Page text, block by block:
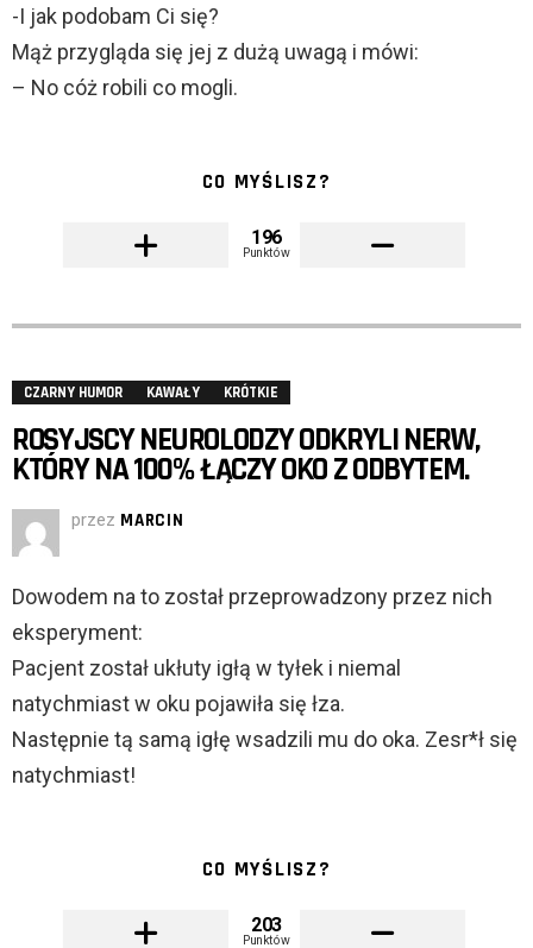
-I jak podobam Ci się?
Mąż przygląda się jej z dużą uwagą i mówi:
– No cóż robili co mogli.
CO MYŚLISZ?
196
Punktów
CZARNY HUMOR KAWAŁY KRÓTKIE
ROSYJSCY NEUROLODZY ODKRYLI NERW,
KTÓRY NA 100% ŁĄCZY OKO Z ODBYTEM.
przez MARCIN
Dowodem na to został przeprowadzony przez nich
eksperyment:
Pacjent został ukłuty igłą w tyłek i niemal
natychmiast w oku pojawiła się łza.
Następnie tą samą igłę wsadzili mu do oka. Zesr*ł się
natychmiast!
CO MYŚLISZ?
203
Punktów